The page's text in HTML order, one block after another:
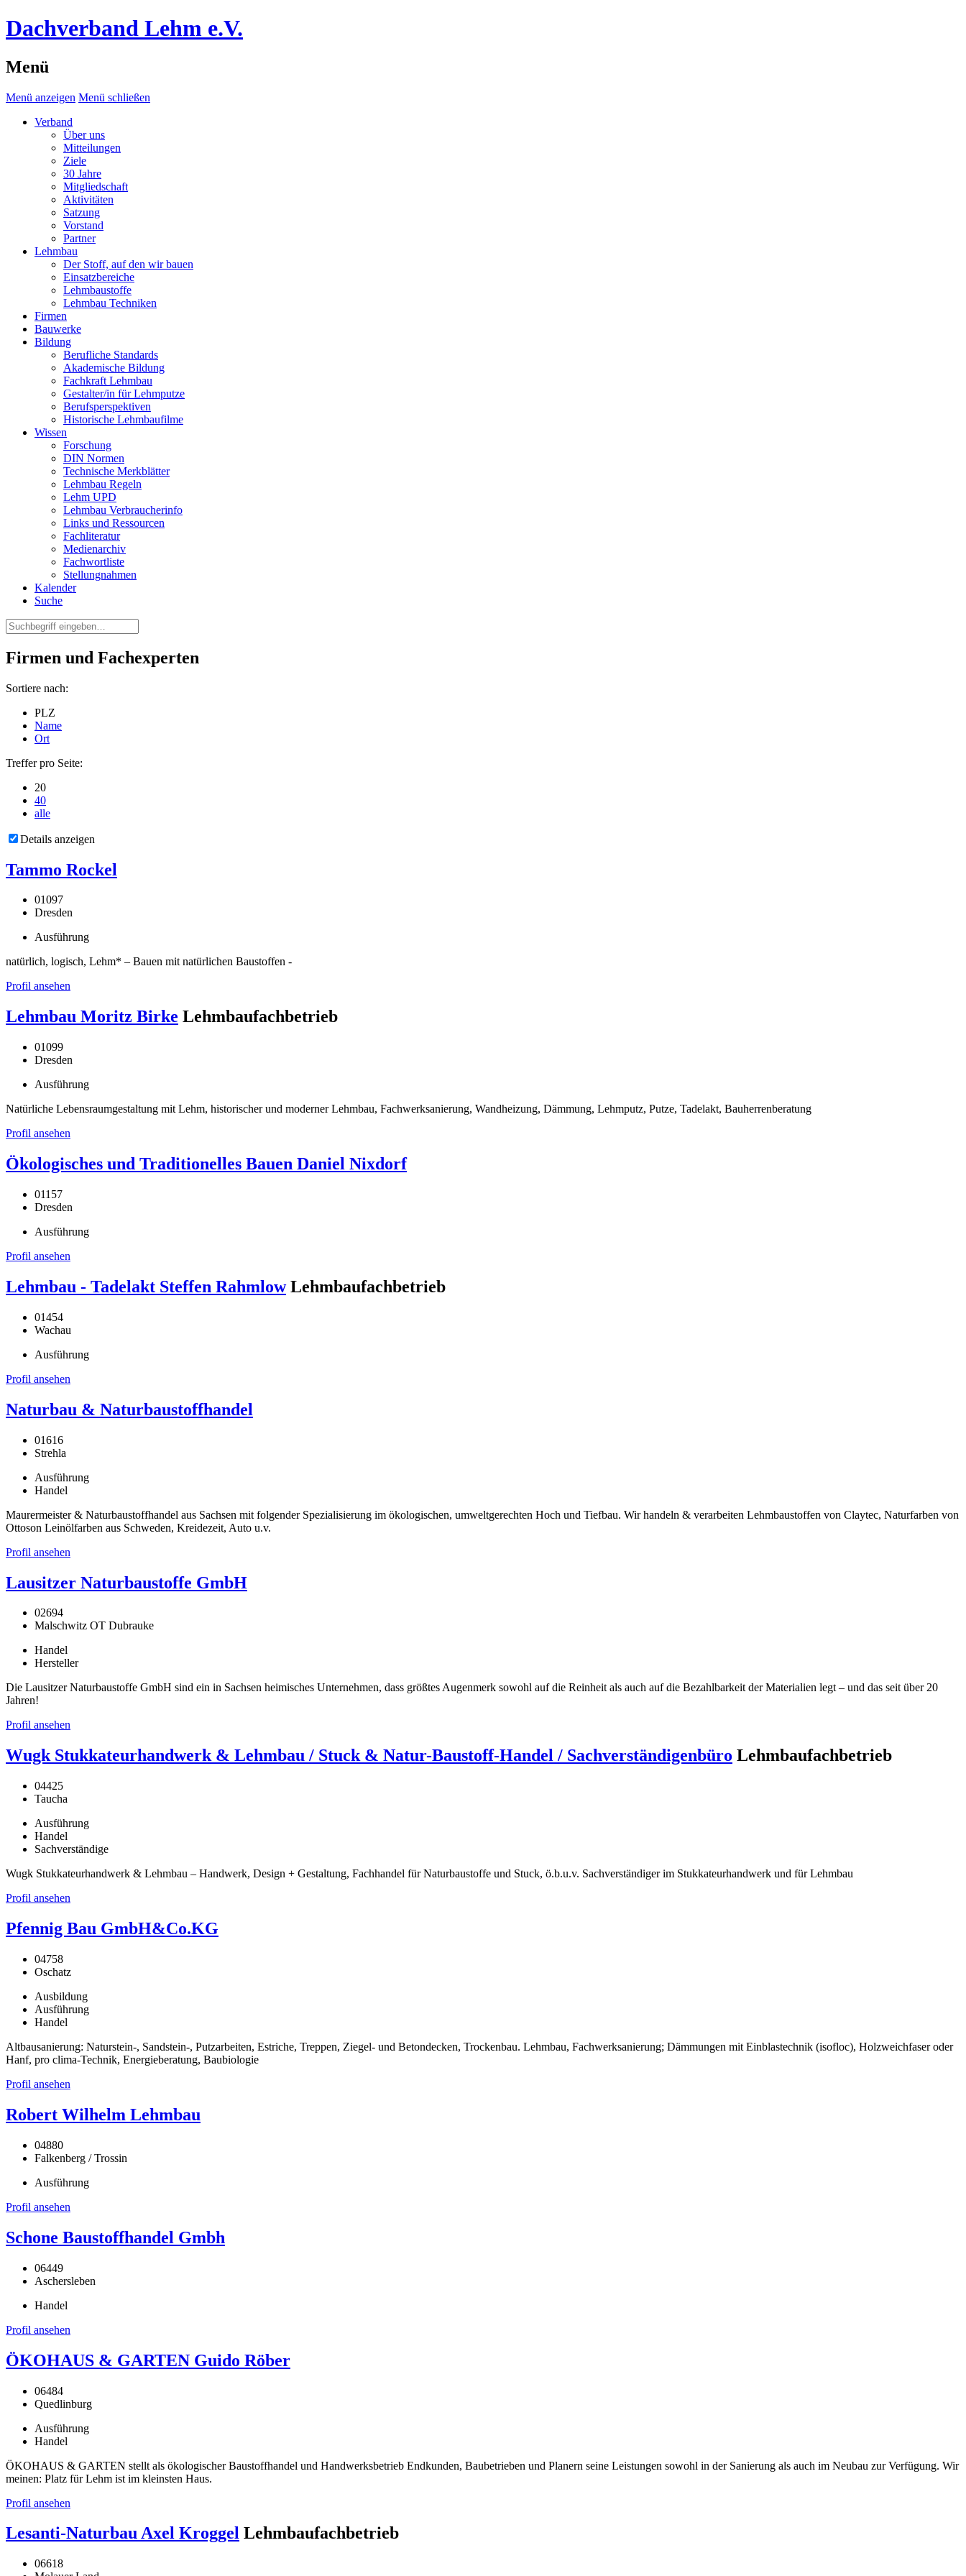
Dachverband Lehm e.V.
Menü
Menü anzeigen Menü schließen
Verband
Über uns
Mitteilungen
Ziele
30 Jahre
Mitgliedschaft
Aktivitäten
Satzung
Vorstand
Partner
Lehmbau
Der Stoff, auf den wir bauen
Einsatzbereiche
Lehmbaustoffe
Lehmbau Techniken
Firmen
Bauwerke
Bildung
Berufliche Standards
Akademische Bildung
Fachkraft Lehmbau
Gestalter/in für Lehmputze
Berufsperspektiven
Historische Lehmbaufilme
Wissen
Forschung
DIN Normen
Technische Merkblätter
Lehmbau Regeln
Lehm UPD
Lehmbau Verbraucherinfo
Links und Ressourcen
Fachliteratur
Medienarchiv
Fachwortliste
Stellungnahmen
Kalender
Suche
Firmen und Fachexperten
Sortiere nach:
PLZ
Name
Ort
Treffer pro Seite:
20
40
alle
Details anzeigen
Tammo Rockel
01097
Dresden
Ausführung
natürlich, logisch, Lehm* – Bauen mit natürlichen Baustoffen -
Profil ansehen
Lehmbau Moritz Birke Lehmbaufachbetrieb
01099
Dresden
Ausführung
Natürliche Lebensraumgestaltung mit Lehm, historischer und moderner Lehmbau, Fachwerksanierung, Wandheizung, Dämmung, Lehmputz, Putze, Tadelakt, Bauherrenberatung
Profil ansehen
Ökologisches und Traditionelles Bauen Daniel Nixdorf
01157
Dresden
Ausführung
Profil ansehen
Lehmbau - Tadelakt Steffen Rahmlow Lehmbaufachbetrieb
01454
Wachau
Ausführung
Profil ansehen
Naturbau & Naturbaustoffhandel
01616
Strehla
Ausführung
Handel
Maurermeister & Naturbaustoffhandel aus Sachsen mit folgender Spezialisierung im ökologischen, umweltgerechten Hoch und Tiefbau. Wir handeln & verarbeiten Lehmbaustoffen von Claytec, Naturfarben von
Ottoson Leinölfarben aus Schweden, Kreidezeit, Auto u.v.
Profil ansehen
Lausitzer Naturbaustoffe GmbH
02694
Malschwitz OT Dubrauke
Handel
Hersteller
Die Lausitzer Naturbaustoffe GmbH sind ein in Sachsen heimisches Unternehmen, dass größtes Augenmerk sowohl auf die Reinheit als auch auf die Bezahlbarkeit der Materialien legt – und das seit über 20
Jahren!
Profil ansehen
Wugk Stukkateurhandwerk & Lehmbau / Stuck & Natur-Baustoff-Handel / Sachverständigenbüro Lehmbaufachbetrieb
04425
Taucha
Ausführung
Handel
Sachverständige
Wugk Stukkateurhandwerk & Lehmbau – Handwerk, Design + Gestaltung, Fachhandel für Naturbaustoffe und Stuck, ö.b.u.v. Sachverständiger im Stukkateurhandwerk und für Lehmbau
Profil ansehen
Pfennig Bau GmbH&Co.KG
04758
Oschatz
Ausbildung
Ausführung
Handel
Altbausanierung: Naturstein-, Sandstein-, Putzarbeiten, Estriche, Treppen, Ziegel- und Betondecken, Trockenbau. Lehmbau, Fachwerksanierung; Dämmungen mit Einblastechnik (isofloc), Holzweichfaser oder
Hanf, pro clima-Technik, Energieberatung, Baubiologie
Profil ansehen
Robert Wilhelm Lehmbau
04880
Falkenberg / Trossin
Ausführung
Profil ansehen
Schone Baustoffhandel Gmbh
06449
Aschersleben
Handel
Profil ansehen
ÖKOHAUS & GARTEN Guido Röber
06484
Quedlinburg
Ausführung
Handel
ÖKOHAUS & GARTEN stellt als ökologischer Baustoffhandel und Handwerksbetrieb Endkunden, Baubetrieben und Planern seine Leistungen sowohl in der Sanierung als auch im Neubau zur Verfügung. Wir
meinen: Platz für Lehm ist im kleinsten Haus.
Profil ansehen
Lesanti-Naturbau Axel Kroggel Lehmbaufachbetrieb
06618